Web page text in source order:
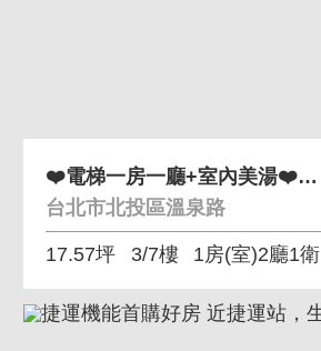
❤️電梯一房一廳+室內美湯❤️0971002032
台北市北投區溫泉路
17.57坪 3/7樓 1房(室)2廳1衛